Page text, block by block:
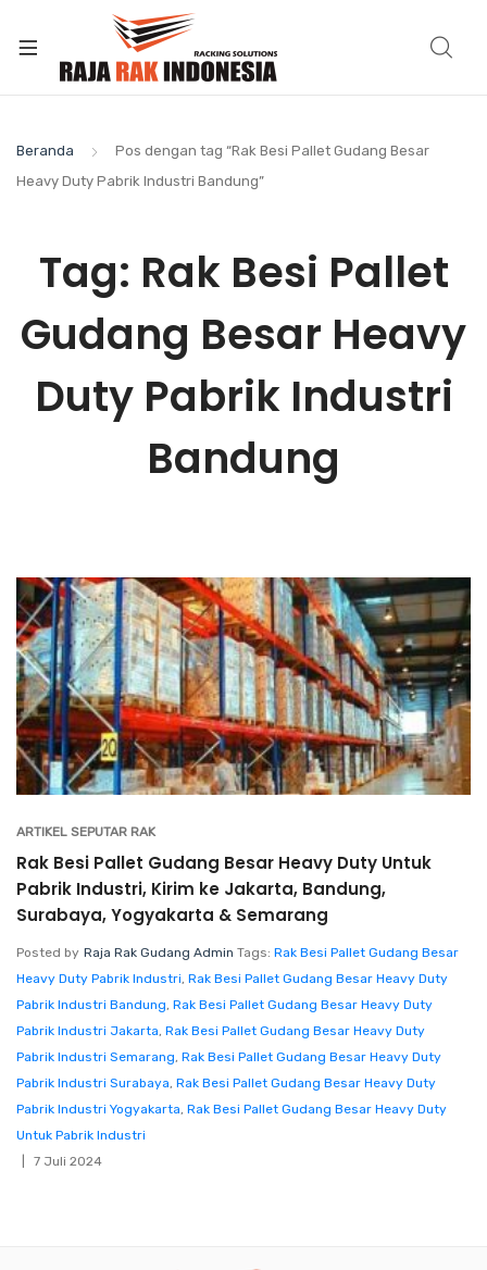
Beranda
Pos dengan tag “Rak Besi Pallet Gudang Besar
Heavy Duty Pabrik Industri Bandung”
Tag: Rak Besi Pallet
Gudang Besar Heavy
Duty Pabrik Industri
Bandung
ARTIKEL SEPUTAR RAK
Rak Besi Pallet Gudang Besar Heavy Duty Untuk
Pabrik Industri, Kirim ke Jakarta, Bandung,
Surabaya, Yogyakarta & Semarang
Posted by Raja Rak Gudang Admin Tags: Rak Besi Pallet Gudang Besar
Heavy Duty Pabrik Industri, Rak Besi Pallet Gudang Besar Heavy Duty
Pabrik Industri Bandung, Rak Besi Pallet Gudang Besar Heavy Duty
Pabrik Industri Jakarta, Rak Besi Pallet Gudang Besar Heavy Duty
Pabrik Industri Semarang, Rak Besi Pallet Gudang Besar Heavy Duty
Pabrik Industri Surabaya, Rak Besi Pallet Gudang Besar Heavy Duty
Pabrik Industri Yogyakarta, Rak Besi Pallet Gudang Besar Heavy Duty
Untuk Pabrik Industri
7 Juli 2024